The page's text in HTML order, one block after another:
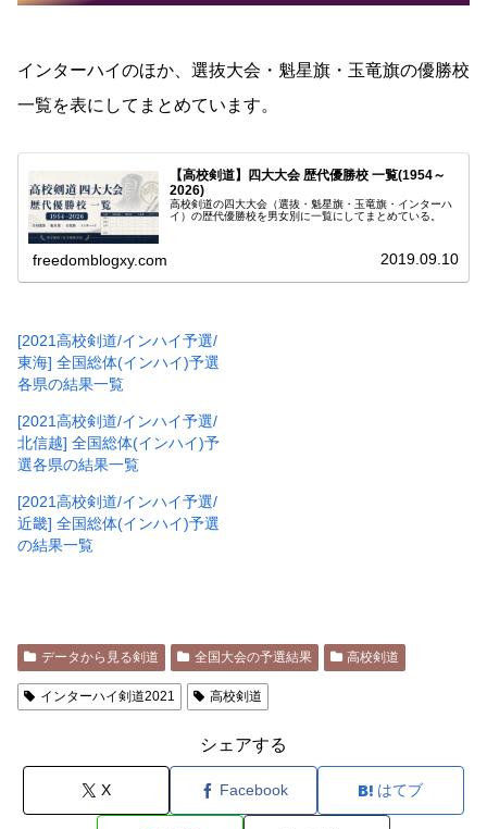
インターハイのほか、選抜大会・魁星旗・玉竜旗の優勝校
一覧を表にしてまとめています。
【高校剣道】四大大会 歴代優勝校 一覧(1954～
2026)
高校剣道の四大大会（選抜・魁星旗・玉竜旗・インターハ
イ）の歴代優勝校を男女別に一覧にしてまとめている。
freedomblogxy.com 2019.09.10
[2021高校剣道/インハイ予選/
東海] 全国総体(インハイ)予選
各県の結果一覧
[2021高校剣道/インハイ予選/
北信越] 全国総体(インハイ)予
選各県の結果一覧
[2021高校剣道/インハイ予選/
近畿] 全国総体(インハイ)予選
の結果一覧
データから見る剣道 全国大会の予選結果 高校剣道
インターハイ剣道2021 高校剣道
シェアする
X Facebook はてブ